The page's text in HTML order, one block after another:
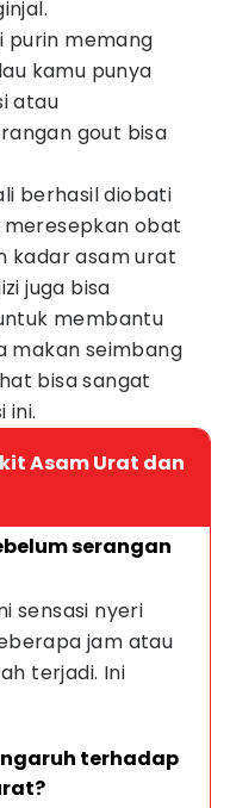
purin memang
kamu punya
atau
gout bisa
berhasil diobati
obat
kadar asam urat
juga bisa
membantu
makan seimbang
bisa sangat
ini.
Asam Urat dan
serangan
sensasi nyeri
jam atau
terjadi. Ini
terhadap